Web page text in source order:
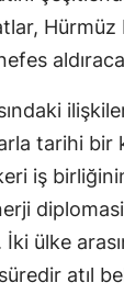
Hürmüz
tarihi bir
iş
ülke
atıl